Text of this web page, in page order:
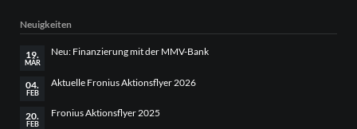
Neuigkeiten
19.
MÄR
Neu: Finanzierung mit der MMV-Bank
04.
FEB
Aktuelle Fronius Aktionsflyer 2026
20.
FEB
Fronius Aktionsflyer 2025